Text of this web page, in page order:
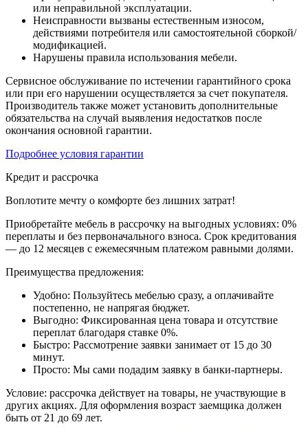
или неправильной эксплуатации.
Неисправности вызваны естественным износом,
действиями потребителя или самостоятельной сборкой/
модификацией.
Нарушены правила использования мебели.
Сервисное обслуживание по истечении гарантийного срока
или при его нарушении осуществляется за счет покупателя.
Производитель также может установить дополнительные
обязательства на случай выявления недостатков после
окончания основной гарантии.
Подробнее условия гарантии
Кредит и рассрочка
Воплотите мечту о комфорте без лишних затрат!
Приобретайте мебель в рассрочку на выгодных условиях: 0%
переплаты и без первоначального взноса. Срок кредитования
— до 12 месяцев с ежемесячным платежом равными долями.
Преимущества предложения:
Удобно: Пользуйтесь мебелью сразу, а оплачивайте
постепенно, не напрягая бюджет.
Выгодно: Фиксированная цена товара и отсутствие
переплат благодаря ставке 0%.
Быстро: Рассмотрение заявки занимает от 15 до 30
минут.
Просто: Мы сами подадим заявку в банки-партнеры.
Условие: рассрочка действует на товары, не участвующие в
других акциях. Для оформления возраст заемщика должен
быть от 21 до 69 лет.